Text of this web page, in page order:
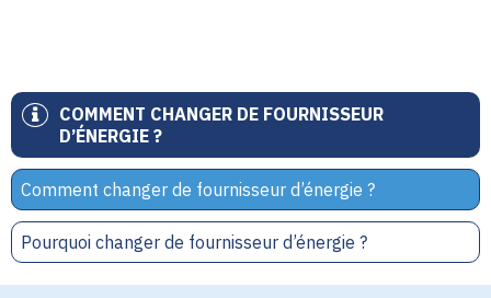
COMMENT CHANGER DE FOURNISSEUR
D’ÉNERGIE ?
Comment changer de fournisseur d’énergie ?
Pourquoi changer de fournisseur d’énergie ?